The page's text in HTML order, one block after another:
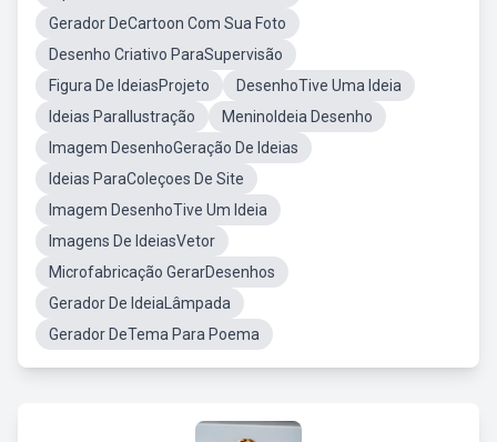
Gerador DeCartoon Com Sua Foto
Desenho Criativo ParaSupervisão
Figura De IdeiasProjeto
DesenhoTive Uma Ideia
Ideias ParaIlustração
MeninoIdeia Desenho
Imagem DesenhoGeração De Ideias
Ideias ParaColeçoes De Site
Imagem DesenhoTive Um Ideia
Imagens De IdeiasVetor
Microfabricação GerarDesenhos
Gerador De IdeiaLâmpada
Gerador DeTema Para Poema